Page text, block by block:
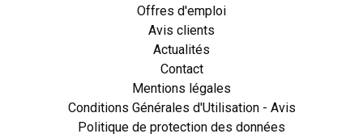
Offres d'emploi
Avis clients
Actualités
Contact
Mentions légales
Conditions Générales d'Utilisation - Avis
Politique de protection des données